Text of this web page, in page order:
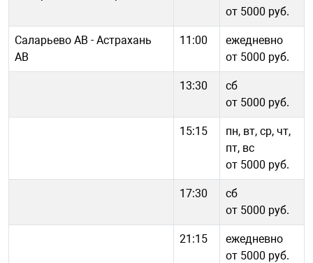
от 5000 руб.
Саларьево АВ - Астрахань
АВ
11:00
ежедневно
от 5000 руб.
13:30
сб
от 5000 руб.
15:15
пн, вт, ср, чт,
пт, вс
от 5000 руб.
17:30
сб
от 5000 руб.
21:15
ежедневно
от 5000 руб.